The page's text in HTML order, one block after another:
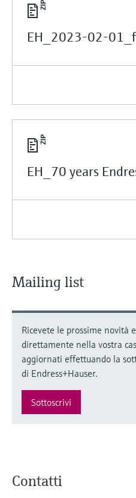
EH_2023-02-
EH_70 years
Mailing list
Ricevete le prossime novità
direttamente nella vostra
aggiornati effettuando la
di Endress+Hauser.
Sottoscrivi
Contatti